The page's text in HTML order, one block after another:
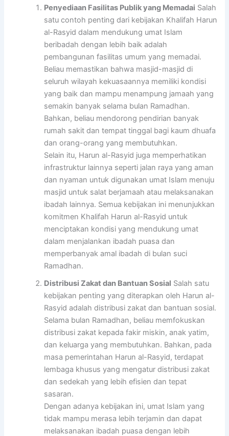
Penyediaan Fasilitas Publik yang Memadai Salah
satu contoh penting dari kebijakan Khalifah Harun
al-Rasyid dalam mendukung umat Islam
beribadah dengan lebih baik adalah
pembangunan fasilitas umum yang memadai.
Beliau memastikan bahwa masjid-masjid di
seluruh wilayah kekuasaannya memiliki kondisi
yang baik dan mampu menampung jamaah yang
semakin banyak selama bulan Ramadhan.
Bahkan, beliau mendorong pendirian banyak
rumah sakit dan tempat tinggal bagi kaum dhuafa
dan orang-orang yang membutuhkan.
Selain itu, Harun al-Rasyid juga memperhatikan
infrastruktur lainnya seperti jalan raya yang aman
dan nyaman untuk digunakan umat Islam menuju
masjid untuk salat berjamaah atau melaksanakan
ibadah lainnya. Semua kebijakan ini menunjukkan
komitmen Khalifah Harun al-Rasyid untuk
menciptakan kondisi yang mendukung umat
dalam menjalankan ibadah puasa dan
memperbanyak amal ibadah di bulan suci
Ramadhan.
Distribusi Zakat dan Bantuan Sosial Salah satu
kebijakan penting yang diterapkan oleh Harun al-
Rasyid adalah distribusi zakat dan bantuan sosial.
Selama bulan Ramadhan, beliau memfokuskan
distribusi zakat kepada fakir miskin, anak yatim,
dan keluarga yang membutuhkan. Bahkan, pada
masa pemerintahan Harun al-Rasyid, terdapat
lembaga khusus yang mengatur distribusi zakat
dan sedekah yang lebih efisien dan tepat
sasaran.
Dengan adanya kebijakan ini, umat Islam yang
tidak mampu merasa lebih terjamin dan dapat
melaksanakan ibadah puasa dengan lebih